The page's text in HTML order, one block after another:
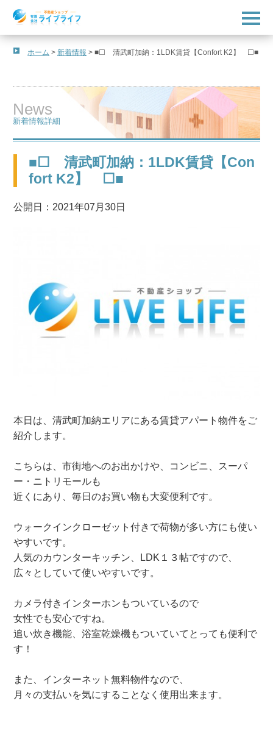
t
o
g
l
v
i
t
i
o
ホーム > 新着情報 >■☐ 清武町加納：1LDK賃貸【Confort K2】 ☐■
News
新着情報詳細
■☐ 清武町加納：1LDK賃貸【Con
fort K2】 ☐■
公開日：2021年07月30日
本日は、清武町加納エリアにある賃貸アパート物件をご
紹介します。
こちらは、市街地へのお出かけや、コンビニ、スーパ
ー・ニトリモールも
近くにあり、毎日のお買い物も大変便利です。
ウォークインクローゼット付きで荷物が多い方にも使い
やすいです。
人気のカウンターキッチン、LDK１３帖ですので、
広々としていて使いやすいです。
カメラ付きインターホンもついているので
女性でも安心ですね。
追い炊き機能、浴室乾燥機もついていてとっても便利で
す！
また、インターネット無料物件なので、
月々の支払いを気にすることなく使用出来ます。